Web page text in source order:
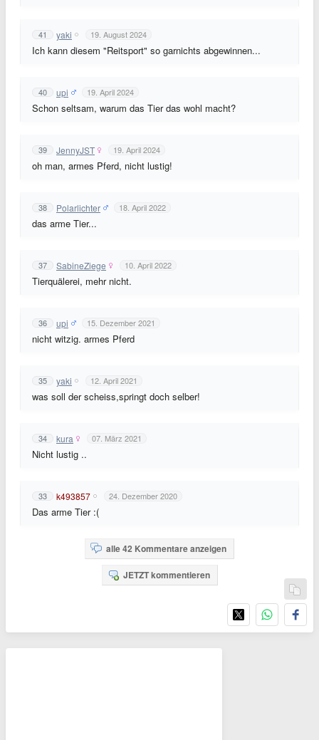
41 yaki 19. August 2024
Ich kann diesem "Reitsport" so garnichts abgewinnen...
40 upi 19. April 2024
Schon seltsam, warum das Tier das wohl macht?
39 JennyJST 19. April 2024
oh man, armes Pferd, nicht lustig!
38 Polarlichter 18. April 2022
das arme Tier...
37 SabineZiege 10. April 2022
Tierquälerei, mehr nicht.
36 upi 15. Dezember 2021
nicht witzig. armes Pferd
35 yaki 12. April 2021
was soll der scheiss,springt doch selber!
34 kura 07. März 2021
Nicht lustig ..
33 k493857 24. Dezember 2020
Das arme Tier :(
alle 42 Kommentare anzeigen
JETZT kommentieren